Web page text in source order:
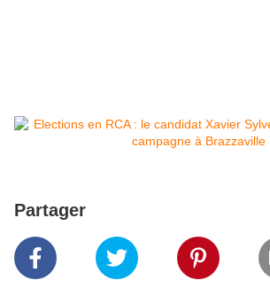
Partager